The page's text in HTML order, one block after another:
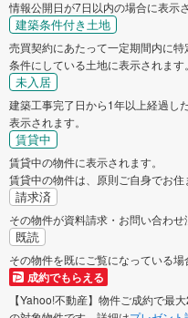
情報公開日が7日以内の場合に表示さ
建築条件付き土地
売買契約にあたって一定期間内に
条件にしている土地に表示されます。
未入居
建築工事完了日から1年以上経過し
表示されます。
賃貸中
賃貸中の物件に表示されます。
賃貸中の物件は、原則ご自身でお住
請求済
その物件が資料請求・お問い合わせ
既読
その物件を既にご覧になっている場
成約でもらえる
【Yahoo!不動産】物件ご成約で最